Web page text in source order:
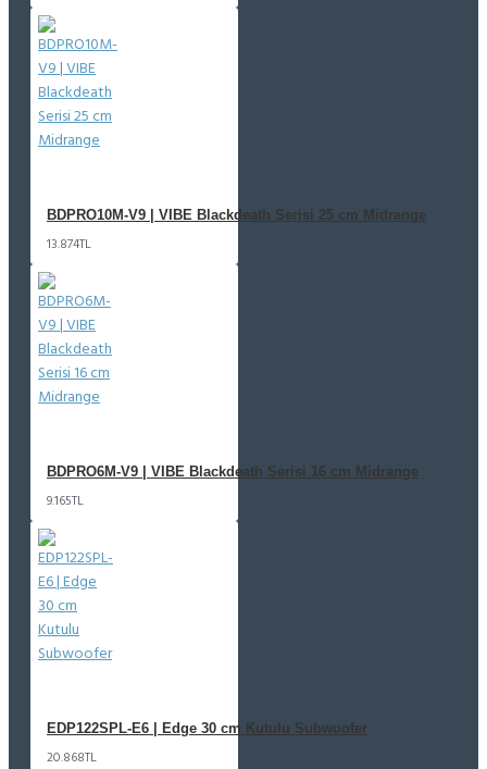
BDPRO10M-V9 | VIBE Blackdeath Serisi 25 cm Midrange
13.874TL
BDPRO6M-V9 | VIBE Blackdeath Serisi 16 cm Midrange
9.165TL
EDP122SPL-E6 | Edge 30 cm Kutulu Subwoofer
20.868TL